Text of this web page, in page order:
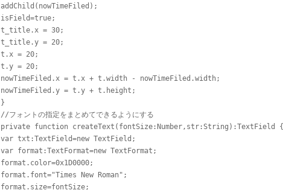
addChild(nowTimeFiled);
isField=true;
t_title.x = 30;
t_title.y = 20;
t.x = 20;
t.y = 20;
nowTimeFiled.x = t.x + t.width - nowTimeFiled.width;
nowTimeFiled.y = t.y + t.height;
}
//フォントの指定をまとめてできるようにする
private function createText(fontSize:Number,str:String):TextField {
var txt:TextField=new TextField;
var format:TextFormat=new TextFormat;
format.color=0x1D0000;
format.font="Times New Roman";
format.size=fontSize;